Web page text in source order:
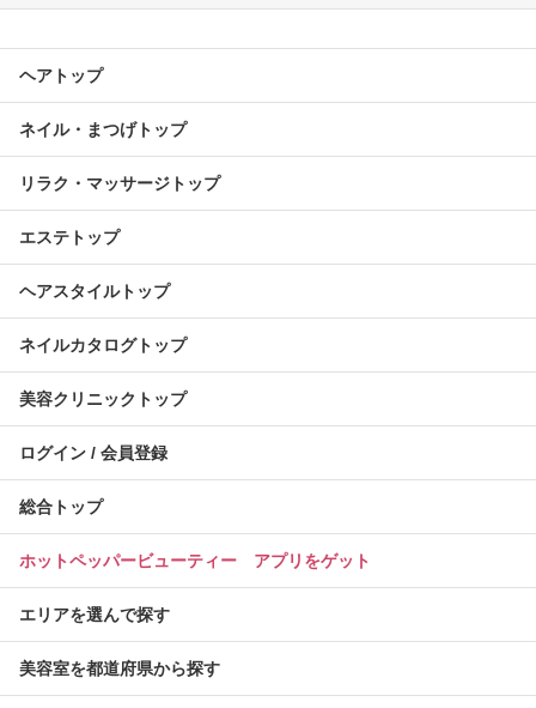
ヘアトップ
ネイル・まつげトップ
リラク・マッサージトップ
エステトップ
ヘアスタイルトップ
ネイルカタログトップ
美容クリニックトップ
ログイン / 会員登録
総合トップ
ホットペッパービューティー アプリをゲット
エリアを選んで探す
美容室を都道府県から探す